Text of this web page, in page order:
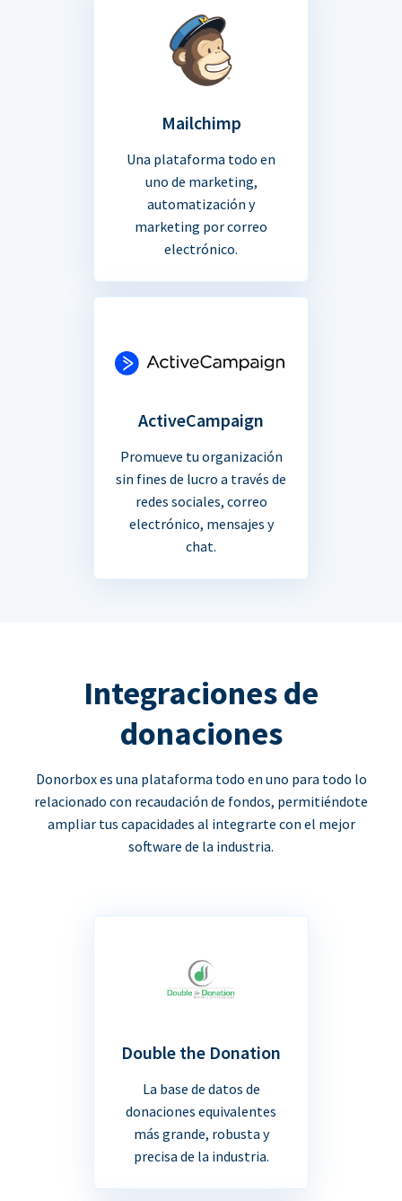
Mailchimp
Una plataforma todo en
uno de marketing,
automatización y
marketing por correo
electrónico.
ActiveCampaign
Promueve tu organización
sin fines de lucro a través de
redes sociales, correo
electrónico, mensajes y
chat.
Integraciones de
donaciones
Donorbox es una plataforma todo en uno para todo lo
relacionado con recaudación de fondos, permitiéndote
ampliar tus capacidades al integrarte con el mejor
software de la industria.
Double the Donation
La base de datos de
donaciones equivalentes
más grande, robusta y
precisa de la industria.